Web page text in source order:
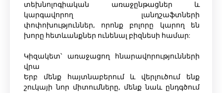
տեխնոլոգիական առաջընթացներ և
կարգավորող լանդշաֆտների
փոփոխություններ, որոնք բոլորը կարող են
խորը հետևանքներ ունենալ բիզնեսի համար:
Կիզակետ՝ առաջացող հնարավորությունների
վրա
Երբ մենք հայտնաբերում և վերլուծում ենք
շուկայի նոր միտումները, մենք նաև ընդգծում